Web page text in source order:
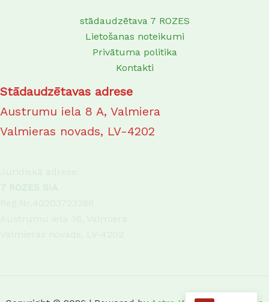
stādaudzētava 7 ROZES
Lietošanas noteikumi
Privātuma politika
Kontakti
Stādaudzētavas adrese
Austrumu iela 8 A, Valmiera
Valmieras novads, LV-4202